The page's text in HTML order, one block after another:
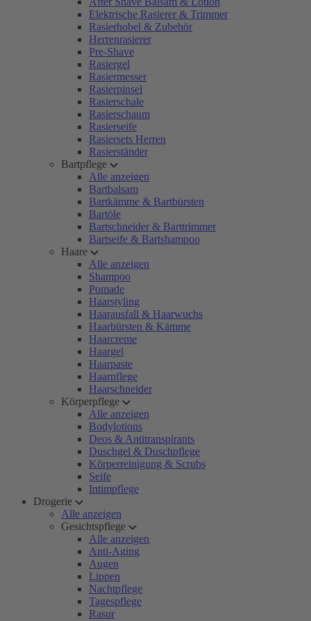
Elektrische Rasierer & Trimmer
Rasierhobel & Zubehör
Herrenrasierer
Pre-Shave
Rasiergel
Rasiermesser
Rasierpinsel
Rasierschale
Rasierschaum
Rasierseife
Rasiersets Herren
Rasierständer
Bartpflege
Alle anzeigen
Bartbalsam
Bartkämme & Bartbürsten
Bartöle
Bartschneider & Barttrimmer
Bartseife & Bartshampoo
Haare
Alle anzeigen
Shampoo
Pomade
Haarstyling
Haarausfall & Haarwuchs
Haarbürsten & Kämme
Haarcreme
Haargel
Haarpaste
Haarpflege
Haarschneider
Körperpflege
Alle anzeigen
Bodylotions
Deos & Antitranspirants
Duschgel & Duschpflege
Körperreinigung & Scrubs
Seife
Intimpflege
Drogerie
Alle anzeigen
Gesichtspflege
Alle anzeigen
Anti-Aging
Augen
Lippen
Nachtpflege
Tagespflege
Rasur